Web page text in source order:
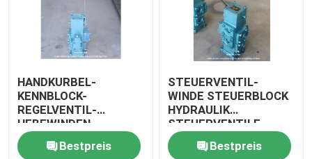
HANDKURBEL-
KENNBLOCK-
REGELVENTIL-
HEBEWINDEN-
REGELVENTIL-
HEBEWINDE CSBF-G50
Bestpreis
STEUERVENTIL-
WINDE STEUERBLOCK
HYDRAULIK
STEUERVENTILE
CSBF-G50
Bestpreis